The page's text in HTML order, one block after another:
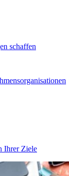
schaffen
Ihrer Ziele